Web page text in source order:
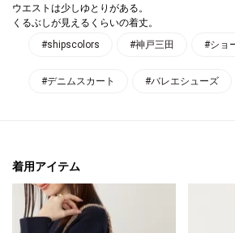
ウエストは少しゆとりがある。
くるぶしが見えるくらいの着丈。
#shipscolors
#神戸三田 #ショ
#デニムスカート #バレエシューズ
着用アイテム